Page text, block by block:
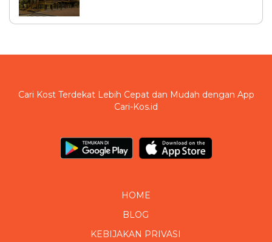
Cari Kost Terdekat Lebih Cepat dan Mudah dengan App
Cari-Kos.id
HOME
BLOG
KEBIJAKAN PRIVASI